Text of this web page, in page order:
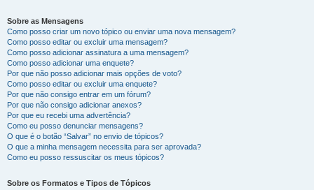
Sobre as Mensagens
Como posso criar um novo tópico ou enviar uma nova mensagem?
Como posso editar ou excluir uma mensagem?
Como posso adicionar assinatura a uma mensagem?
Como posso adicionar uma enquete?
Por que não posso adicionar mais opções de voto?
Como posso editar ou excluir uma enquete?
Por que não consigo entrar em um fórum?
Por que não consigo adicionar anexos?
Por que eu recebi uma advertência?
Como eu posso denunciar mensagens?
O que é o botão “Salvar” no envio de tópicos?
O que a minha mensagem necessita para ser aprovada?
Como eu posso ressuscitar os meus tópicos?
Sobre os Formatos e Tipos de Tópicos